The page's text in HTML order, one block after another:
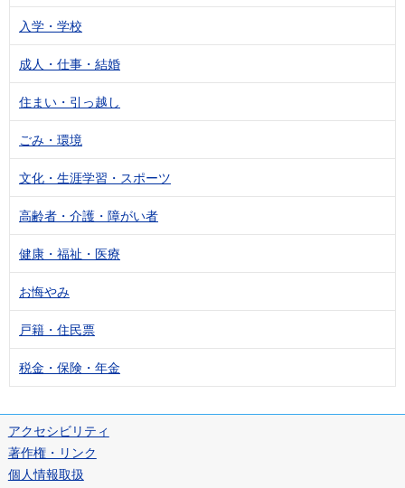
入学・学校
成人・仕事・結婚
住まい・引っ越し
ごみ・環境
文化・生涯学習・スポーツ
高齢者・介護・障がい者
健康・福祉・医療
お悔やみ
戸籍・住民票
税金・保険・年金
アクセシビリティ
著作権・リンク
個人情報取扱